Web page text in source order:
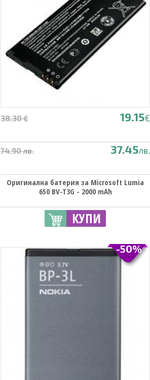
38.30 € 19.15€
74.90 лв. 37.45лв.
Оригинална батерия за Microsoft Lumia
650 BV-T3G - 2000 mAh
КУПИ
-50%